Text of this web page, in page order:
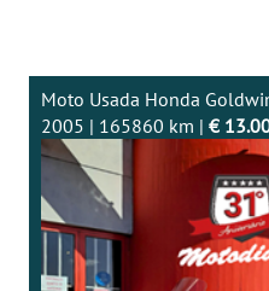
Moto Usada Honda
2005 | 165860 km | €